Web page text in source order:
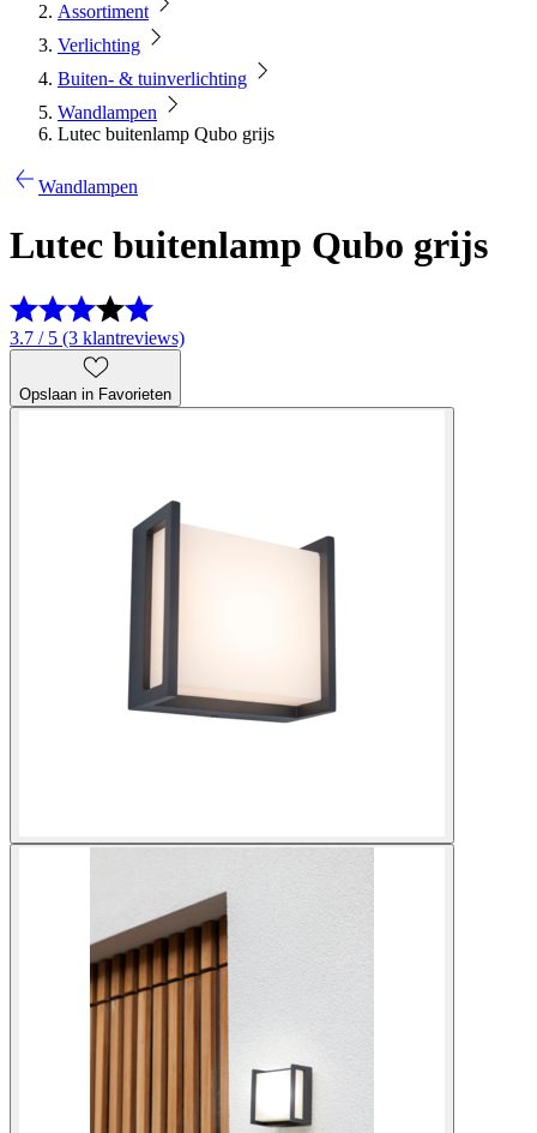
Assortiment
Verlichting
Buiten- & tuinverlichting
Wandlampen
Lutec buitenlamp Qubo grijs
Wandlampen
Lutec buitenlamp Qubo grijs
3.7 / 5 (3 klantreviews)
Opslaan in Favorieten